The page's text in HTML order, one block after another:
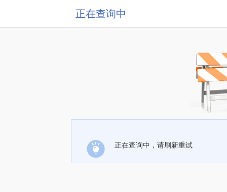
正在查询中
正在查询中，请刷新重试